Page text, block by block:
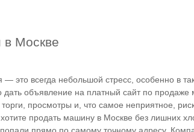
в Москве
это всегда небольшой стресс, особенно в
дать объявление на платный сайт по
просмотры и, что самое неприятное,
продать машину в Москве без лишних
прямо по самому точному адресу.